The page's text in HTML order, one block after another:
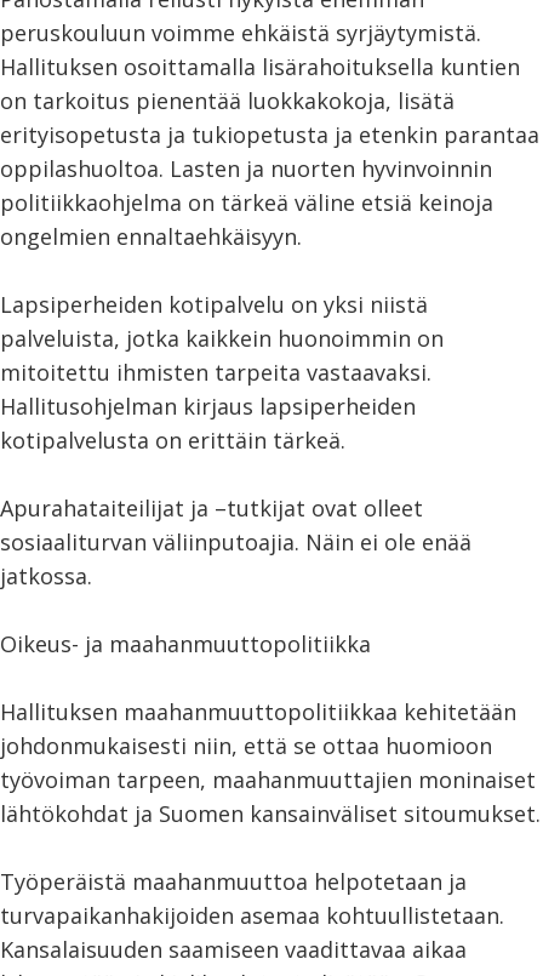
peruskouluun voimme ehkäistä syrjäytymistä.
Hallituksen osoittamalla lisärahoituksella kuntien
on tarkoitus pienentää luokkakokoja, lisätä
erityisopetusta ja tukiopetusta ja etenkin parantaa
oppilashuoltoa. Lasten ja nuorten hyvinvoinnin
politiikkaohjelma on tärkeä väline etsiä keinoja
ongelmien ennaltaehkäisyyn.
Lapsiperheiden kotipalvelu on yksi niistä
palveluista, jotka kaikkein huonoimmin on
mitoitettu ihmisten tarpeita vastaavaksi.
Hallitusohjelman kirjaus lapsiperheiden
kotipalvelusta on erittäin tärkeä.
Apurahataiteilijat ja –tutkijat ovat olleet
sosiaaliturvan väliinputoajia. Näin ei ole enää
jatkossa.
Oikeus- ja maahanmuuttopolitiikka
Hallituksen maahanmuuttopolitiikkaa kehitetään
johdonmukaisesti niin, että se ottaa huomioon
työvoiman tarpeen, maahanmuuttajien moninaiset
lähtökohdat ja Suomen kansainväliset sitoumukset.
Työperäistä maahanmuuttoa helpotetaan ja
turvapaikanhakijoiden asemaa kohtuullistetaan.
Kansalaisuuden saamiseen vaadittavaa aikaa